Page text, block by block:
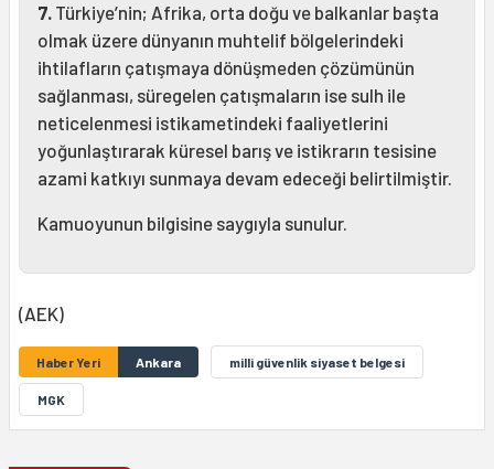
7. Türkiye’nin; Afrika, orta doğu ve balkanlar başta
olmak üzere dünyanın muhtelif bölgelerindeki
ihtilafların çatışmaya dönüşmeden çözümünün
sağlanması, süregelen çatışmaların ise sulh ile
neticelenmesi istikametindeki faaliyetlerini
yoğunlaştırarak küresel barış ve istikrarın tesisine
azami katkıyı sunmaya devam edeceği belirtilmiştir.
Kamuoyunun bilgisine saygıyla sunulur.
(AEK)
Haber Yeri Ankara milli güvenlik siyaset belgesi
MGK